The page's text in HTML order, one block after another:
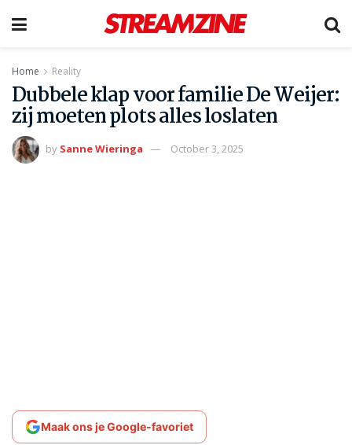
Home Reality
Dubbele klap voor familie De Weijer:
zij moeten plots alles loslaten
by Sanne Wieringa October 3, 2025
Maak ons je Google-favoriet